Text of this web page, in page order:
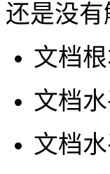
还是没
文档
文档
文档